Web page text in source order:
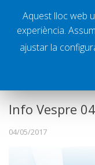
Societat
Successos
Ràdio
Info Vespre
04/05/2017
Aquest lloc web
experiència.
ajustar la